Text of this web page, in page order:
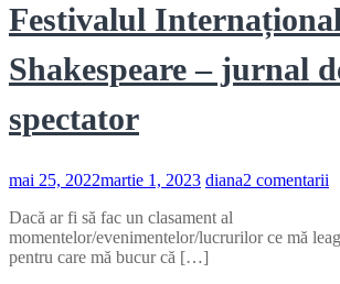
Festivalul Internațional
Shakespeare – jurnal
spectator
mai 25, 2022martie 1, 2023 diana2 comentarii
Dacă ar fi să fac un clasament al
momentelor/evenimentelor/lucrurilor ce mă
pentru care mă bucur că […]